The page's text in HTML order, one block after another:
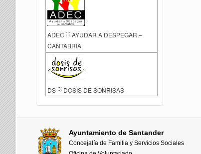
ADEC ::: AYUDAR A DESPEGAR –
CANTABRIA
DS ::: DOSIS DE SONRISAS
Ayuntamiento de Santander
Concejalía de Familia y Servicios Sociales